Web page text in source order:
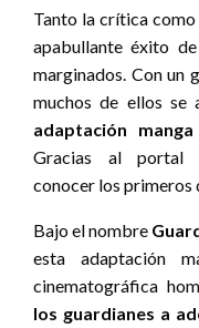
Tanto la crítica
apabullante éxito
marginados. Con un
muchos de ellos se
adaptación
Gracias al portal
conocer los primeros
Bajo el nombre
esta adaptación
cinematográfica
los guardianes a